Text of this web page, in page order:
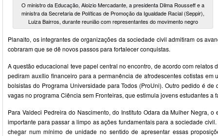
O ministro da Educação, Aloizio Mercadante, a presidenta Dilma Rousseff e a
ministra da Secretaria de Políticas de Promoção da Igualdade Racial (Seppir),
Luiza Bairros, durante reunião com representantes do movimento negro
Planalto, os integrantes de organizações da sociedade civil admitiram os
cobraram que se dê novos passos para fortalecer conquistas.
A questão educacional teve papel central no encontro, de acordo com relatos
pediram auxílio financeiro para a permanência de afrodescentes cotistas em
bolsistas do Programa Universidade para Todos (ProUni). Outro pedido é de
vagas no programa Ciência sem Fronteiras, que estimula jovens estudantes a
Para Valdeci Pedreira do Nascimento, do Instituto Odara da Mulher Negra, o
importante para passar a limpo as ações fundamentais para a sociedade civil.
chegar num mínimo de unidade no sentido de apresentar essas